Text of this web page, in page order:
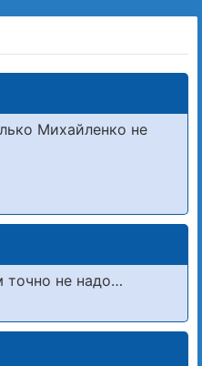
Михайленко не
точно не надо…